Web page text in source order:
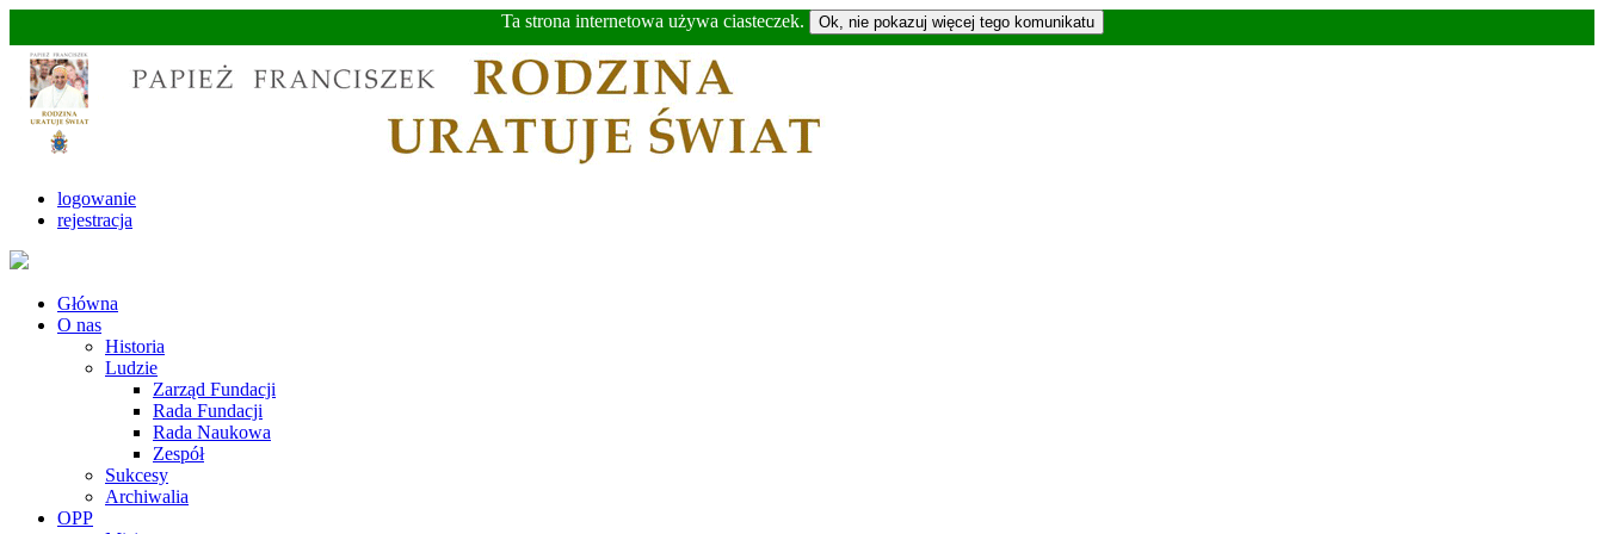
Ta strona internetowa używa ciasteczek.
logowanie
rejestracja
Główna
O nas
Historia
Ludzie
Zarząd Fundacji
Rada Fundacji
Rada Naukowa
Zespół
Sukcesy
Archiwalia
OPP